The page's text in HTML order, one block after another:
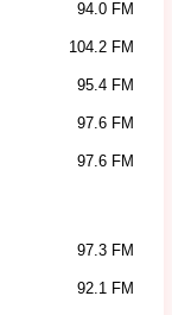
94.0 FM
104.2 FM
95.4 FM
97.6 FM
97.6 FM
97.3 FM
92.1 FM